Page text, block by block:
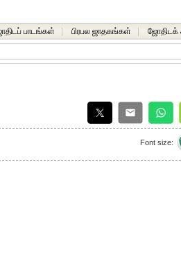
பாடங்கள் பிரபல ஜாதகங்கள் ஜோதிடக்
Font size: